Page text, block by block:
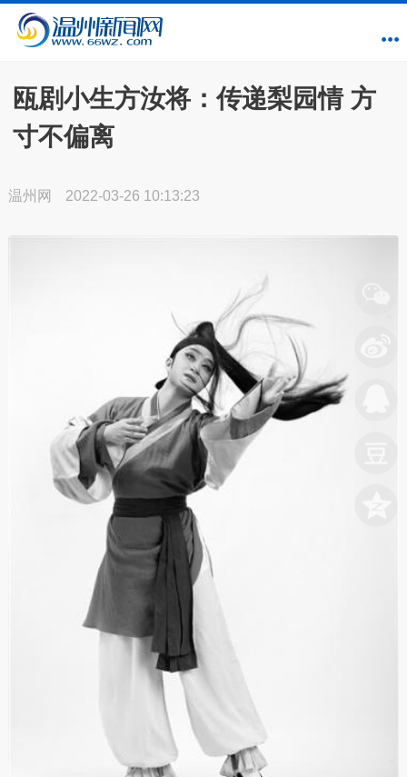
瓯剧小生方汝将：传递梨园情 方
寸不偏离
温州网 2022-03-26 10:13:23